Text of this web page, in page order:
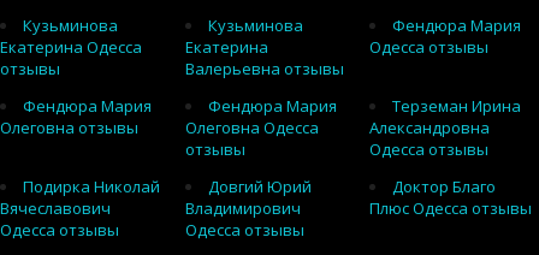
Кузьминова
Екатерина Одесса
отзывы
Кузьминова
Екатерина
Валерьевна отзывы
Фендюра Мария
Одесса отзывы
Фендюра Мария
Олеговна отзывы
Фендюра Мария
Олеговна Одесса
отзывы
Терземан Ирина
Александровна
Одесса отзывы
Подирка Николай
Вячеславович
Одесса отзывы
Довгий Юрий
Владимирович
Одесса отзывы
Доктор Благо
Плюс Одесса отзывы